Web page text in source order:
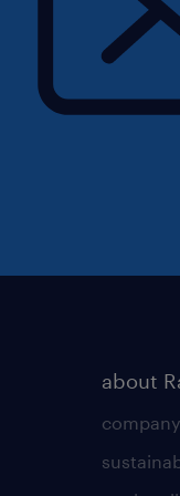
dokumentacji
konstrukcji
about